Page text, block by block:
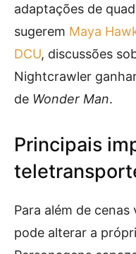
adaptações de
sugerem Maya
DCU, discussões
Nightcrawler
de Wonder Man.
Principais
Para além de
pode alterar a